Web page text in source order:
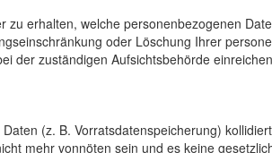
erhalten, welche personenbezogenen
oder Löschung Ihrer
der zuständigen Aufsichtsbehörde
(z. B. Vorratsdatenspeicherung)
mehr vonnöten sein und es keine